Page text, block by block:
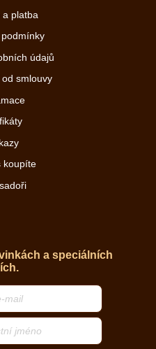
a platba
údajů
smlouvy
koupíte
a speciálních